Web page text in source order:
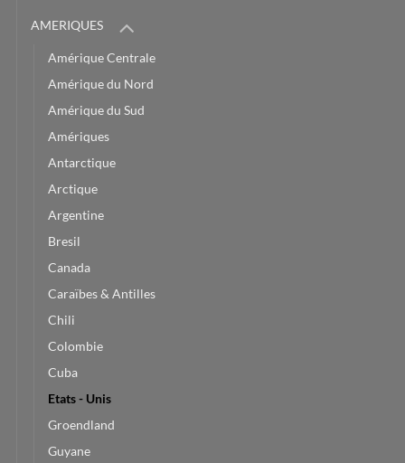
AMERIQUES
Amérique Centrale
Amérique du Nord
Amérique du Sud
Amériques
Antarctique
Arctique
Argentine
Bresil
Canada
Caraïbes & Antilles
Chili
Colombie
Cuba
Etats - Unis
Groendland
Guyane